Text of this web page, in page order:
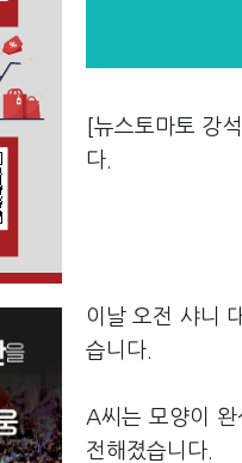
[뉴스토마토 강
다.
이날 오전 샤니
습니다.
A씨는 모양이
전해졌습니다.